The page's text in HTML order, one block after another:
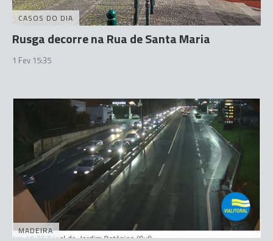
CASOS DO DIA
Rusga decorre na Rua de Santa Maria
1 Fev 15:35
MADEIRA